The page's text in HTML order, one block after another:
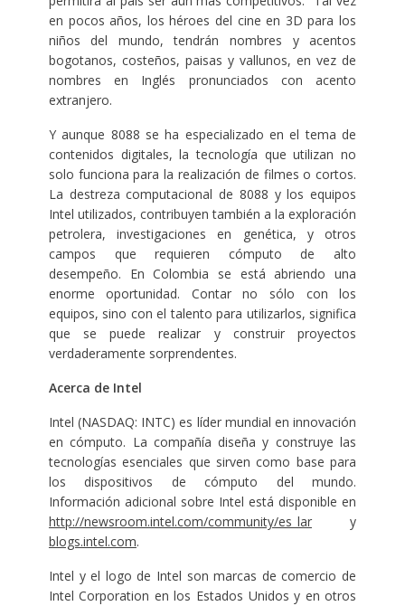
en pocos años, los héroes del cine en 3D para los
niños del mundo, tendrán nombres y acentos
bogotanos, costeños, paisas y vallunos, en vez de
nombres en Inglés pronunciados con acento
extranjero.
Y aunque 8088 se ha especializado en el tema de
contenidos digitales, la tecnología que utilizan no
solo funciona para la realización de filmes o cortos.
La destreza computacional de 8088 y los equipos
Intel utilizados, contribuyen también a la exploración
petrolera, investigaciones en genética, y otros
campos que requieren cómputo de alto
desempeño. En Colombia se está abriendo una
enorme oportunidad. Contar no sólo con los
equipos, sino con el talento para utilizarlos, significa
que se puede realizar y construir proyectos
verdaderamente sorprendentes.
Acerca de Intel
Intel (NASDAQ: INTC) es líder mundial en innovación
en cómputo. La compañía diseña y construye las
tecnologías esenciales que sirven como base para
los dispositivos de cómputo del mundo.
Información adicional sobre Intel está disponible en
http://newsroom.intel.com/community/es_lary
blogs.intel.com.
Intel y el logo de Intel son marcas de comercio de
Intel Corporation en los Estados Unidos y en otros